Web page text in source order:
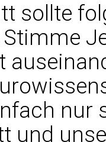
sollte
nur
und